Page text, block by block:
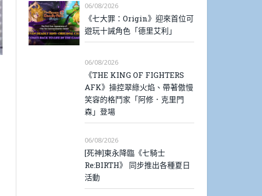
06/08/2026
《七大罪：Origin》迎來首位可
遊玩十誡角色「德里艾利」
06/08/2026
《THE KING OF FIGHTERS
AFK》操控翠綠火焰、帶著傲慢
笑容的格鬥家「阿修．克里門
森」登場
06/08/2026
[死神]東永降臨《七騎士
Re:BIRTH》 同步推出各種夏日
活動